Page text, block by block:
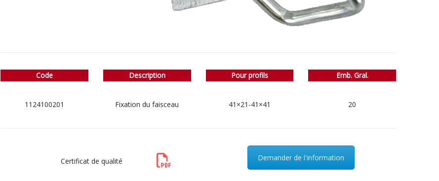
Code
1124100201
Description
Fixation du faisceau
Pour profils
41×21-41×41
Emb. Gral.
20
Certificat de qualité Demander de l'information